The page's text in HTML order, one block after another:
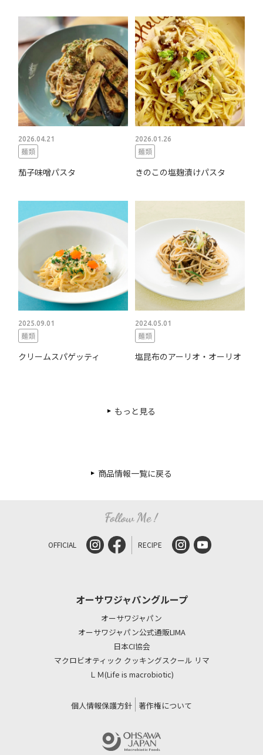
2026.04.21
麺類
茄子味噌パスタ
2026.01.26
麺類
きのこの塩麹漬けパスタ
2025.09.01
麺類
クリームスパゲッティ
2024.05.01
麺類
塩昆布のアーリオ・オーリオ
もっと見る
商品情報一覧に戻る
OFFICIAL RECIPE
オーサワジャパングループ
オーサワジャパン
オーサワジャパン公式通販LIMA
日本CI協会
マクロビオティック クッキングスクール リマ
ＬＭ(Life is macrobiotic)
個人情報保護方針 著作権について